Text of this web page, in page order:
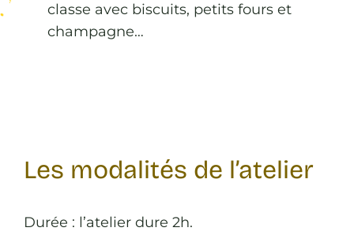
classe avec biscuits, petits fours et
champagne…
Les modalités de l’atelier
Durée : l’atelier dure 2h.